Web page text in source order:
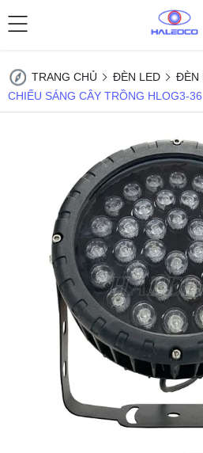
TRANG CHỦ ĐÈN LED ĐÈN
CHIẾU SÁNG CÂY TRỒNG HLOG3-36